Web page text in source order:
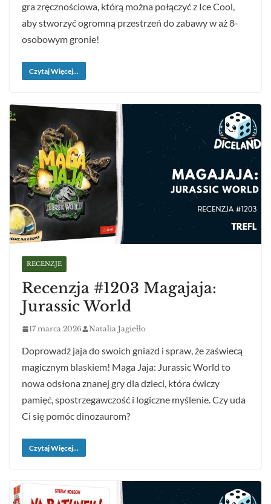
gra zręcznościowa, którą można połączyć z Ice Cool,
aby stworzyć ogromną przestrzeń do zabawy w aż 8-
osobowym gronie!
Czytaj Więcej...
RECENZJE
Recenzja #1203 Magajaja:
Jurassic World
17 marca 2026 Natalia Jagiełło
Doprowadź jaja do swoich gniazd i spraw, że zaświecą
magicznym blaskiem! Maga Jaja: Jurassic World to
nowa odsłona znanej gry dla dzieci, która ćwiczy
pamięć, spostrzegawczość i logiczne myślenie. Czy uda
Ci się pomóc dinozaurom?
Czytaj Więcej...